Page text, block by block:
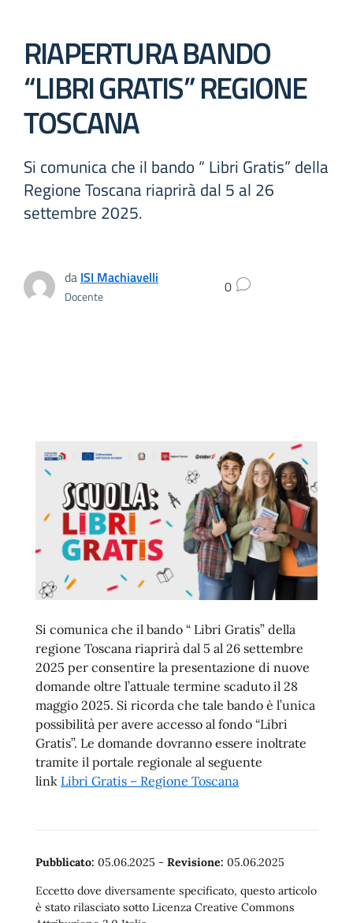
RIAPERTURA BANDO
“LIBRI GRATIS” REGIONE
TOSCANA
Si comunica che il bando “ Libri Gratis” della
Regione Toscana riaprirà dal 5 al 26
settembre 2025.
da ISI Machiavelli
Docente 0
Si comunica che il bando “ Libri Gratis” della
regione Toscana riaprirà dal 5 al 26 settembre
2025 per consentire la presentazione di nuove
domande oltre l’attuale termine scaduto il 28
maggio 2025. Si ricorda che tale bando è l’unica
possibilità per avere accesso al fondo “Libri
Gratis”. Le domande dovranno essere inoltrate
tramite il portale regionale al seguente
link Libri Gratis – Regione Toscana
Pubblicato: 05.06.2025 - Revisione: 05.06.2025
Eccetto dove diversamente specificato, questo articolo
è stato rilasciato sotto Licenza Creative Commons